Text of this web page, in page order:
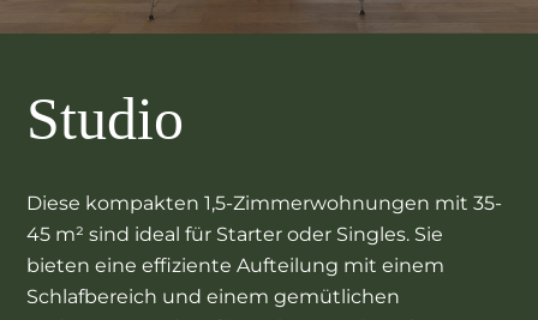
Studio
Diese kompakten 1,5-Zimmerwohnungen mit 35-
45 m² sind ideal für Starter oder Singles. Sie
bieten eine effiziente Aufteilung mit einem
Schlafbereich und einem gemütlichen